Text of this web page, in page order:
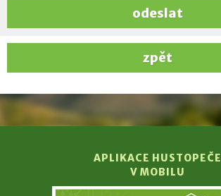
odeslat
zpět
APLIKACE HUSTOPEČE
V MOBILU